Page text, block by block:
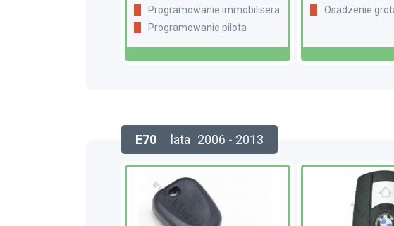
Programowanie immobilisera
Programowanie pilota
Osadzenie
E70 lata 2006 - 2013